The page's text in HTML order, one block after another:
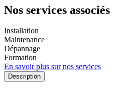
Nos services associés
Installation
Maintenance
Dépannage
Formation
En savoir plus sur nos services
Description